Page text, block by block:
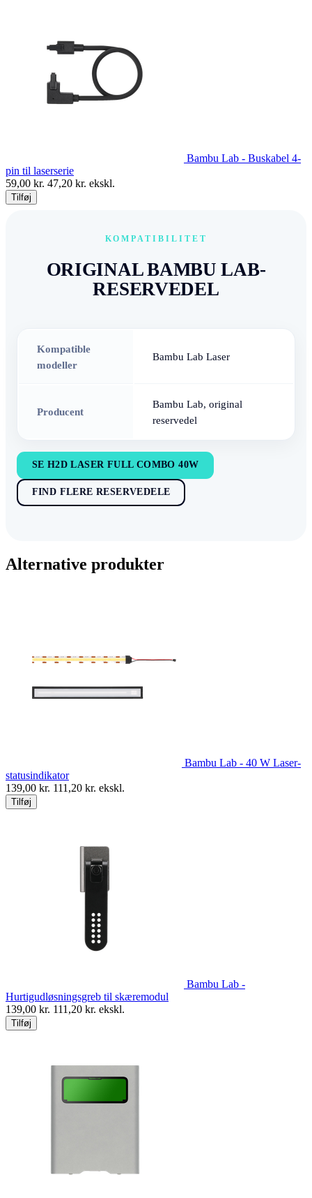
Bambu Lab - Buskabel 4-
pin til laserserie
59,00 kr. 47,20 kr. ekskl.
Tilføj
KOMPATIBILITET
ORIGINAL BAMBU LAB-
RESERVEDEL
Kompatible
modeller
Bambu Lab Laser
Producent
Bambu Lab, original
reservedel
SE H2D LASER FULL COMBO 40W
FIND FLERE RESERVEDELE
Alternative produkter
Bambu Lab - 40 W Laser-
statusindikator
139,00 kr. 111,20 kr. ekskl.
Tilføj
Bambu Lab -
Hurtigudløsningsgreb til skæremodul
139,00 kr. 111,20 kr. ekskl.
Tilføj